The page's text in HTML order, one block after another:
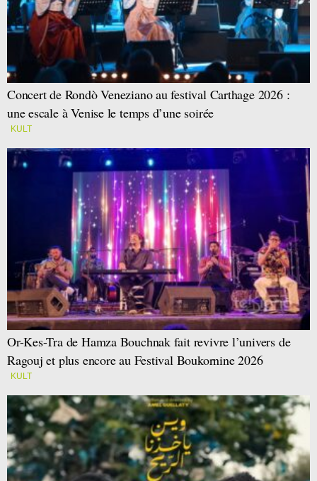
Concert de Rondò Veneziano au festival Carthage 2026 :
une escale à Venise le temps d’une soirée
KULT
Or-Kes-Tra de Hamza Bouchnak fait revivre l’univers de
Ragouj et plus encore au Festival Boukornine 2026
KULT